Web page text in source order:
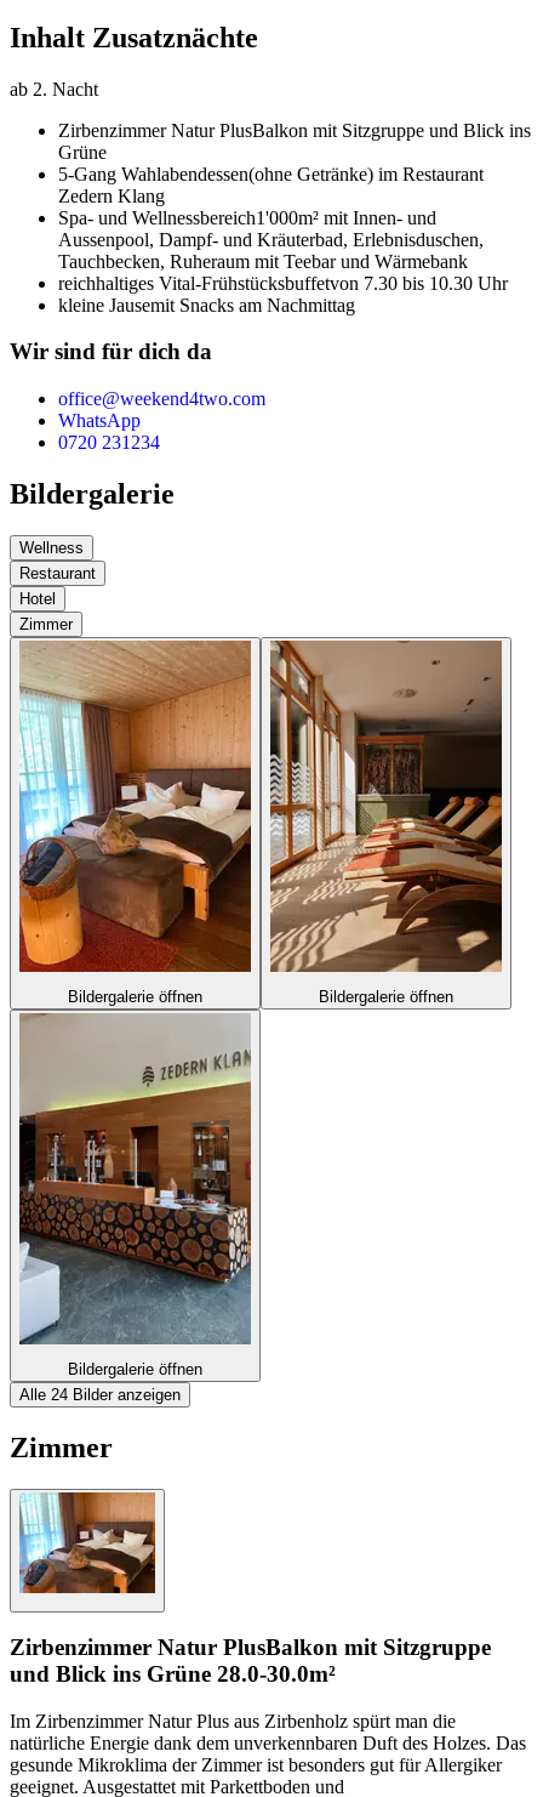
Inhalt Zusatznächte
ab 2. Nacht
Zirbenzimmer Natur PlusBalkon mit Sitzgruppe und Blick ins
Grüne
5-Gang Wahlabendessen(ohne Getränke) im Restaurant
Zedern Klang
Spa- und Wellnessbereich1'000m² mit Innen- und
Aussenpool, Dampf- und Kräuterbad, Erlebnisduschen,
Tauchbecken, Ruheraum mit Teebar und Wärmebank
reichhaltiges Vital-Frühstücksbuffetvon 7.30 bis 10.30 Uhr
kleine Jausemit Snacks am Nachmittag
Wir sind für dich da
office@weekend4two.com
WhatsApp
0720 231234
Bildergalerie
Wellness
Restaurant
Hotel
Zimmer
Bildergalerie öffnen Bildergalerie öffnen
Bildergalerie öffnen
Alle 24 Bilder anzeigen
Zimmer
Zirbenzimmer Natur PlusBalkon mit Sitzgruppe
und Blick ins Grüne 28.0-30.0m²
Im Zirbenzimmer Natur Plus aus Zirbenholz spürt man die
natürliche Energie dank dem unverkennbaren Duft des Holzes. Das
gesunde Mikroklima der Zimmer ist besonders gut für Allergiker
geeignet. Ausgestattet mit Parkettboden und